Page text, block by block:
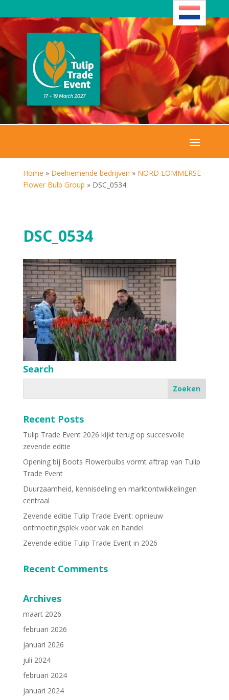
Home » Deelnemende bedrijven » NORD LOMMERSE
Flower Bulb Group » DSC_0534
DSC_0534
Search
Recent Posts
Tulip Trade Event 2026 kijkt terug op succesvolle
zevende editie
Opening bij Boots Flowerbulbs vormt aftrap van Tulip
Trade Event
Duurzaamheid, kennisdeling en marktontwikkelingen
centraal
Zevende editie Tulip Trade Event: opnieuw
ontmoetingsplek voor vak en handel
Zevende editie Tulip Trade Event in 2026
Recent Comments
Archives
maart 2026
februari 2026
januari 2026
juli 2024
februari 2024
januari 2024